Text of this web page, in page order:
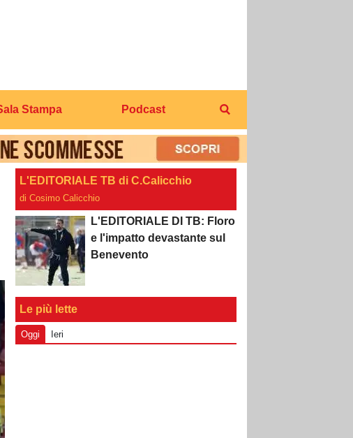
Stampa Podcast
L'EDITORIALE TB di C.Calicchio
di Cosimo Calicchio
L'EDITORIALE DI TB: Floro
e l'impatto devastante sul
Benevento
Le più lette
Oggi Ieri